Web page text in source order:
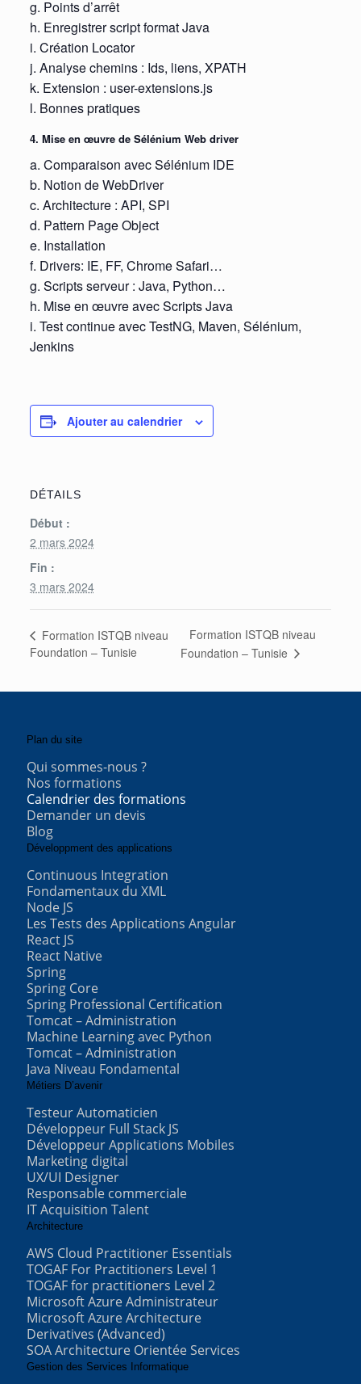
g. Points d’arrêt
h. Enregistrer script format Java
i. Création Locator
j. Analyse chemins : Ids, liens, XPATH
k. Extension : user-extensions.js
l. Bonnes pratiques
4. Mise en œuvre de Sélénium Web driver
a. Comparaison avec Sélénium IDE
b. Notion de WebDriver
c. Architecture : API, SPI
d. Pattern Page Object
e. Installation
f. Drivers: IE, FF, Chrome Safari…
g. Scripts serveur : Java, Python…
h. Mise en œuvre avec Scripts Java
i. Test continue avec TestNG, Maven, Sélénium,
Jenkins
Ajouter au calendrier
DÉTAILS
Début :
2 mars 2024
Fin :
3 mars 2024
Formation ISTQB niveau
Foundation – Tunisie
Formation ISTQB niveau
Foundation – Tunisie
Plan du site
Qui sommes-nous ?
Nos formations
Calendrier des formations
Demander un devis
Blog
Développment des applications
Continuous Integration
Fondamentaux du XML
Node JS
Les Tests des Applications Angular
React JS
React Native
Spring
Spring Core
Spring Professional Certification
Tomcat – Administration
Machine Learning avec Python
Tomcat – Administration
Java Niveau Fondamental
Métiers D’avenir
Testeur Automaticien
Développeur Full Stack JS
Développeur Applications Mobiles
Marketing digital
UX/UI Designer
Responsable commerciale
IT Acquisition Talent
Architecture
AWS Cloud Practitioner Essentials
TOGAF For Practitioners Level 1
TOGAF for practitioners Level 2
Microsoft Azure Administrateur
Microsoft Azure Architecture
Derivatives (Advanced)
SOA Architecture Orientée Services
Gestion des Services Informatique